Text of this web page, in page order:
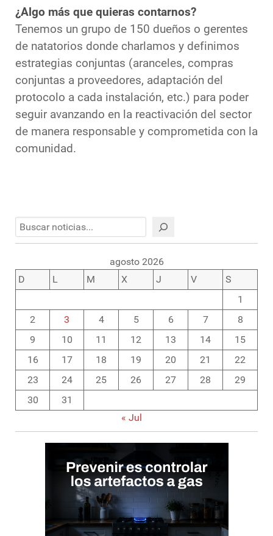
¿Algo más que quieras contarnos?
Tenemos un grupo de 150 dueños o gerentes
de natatorios donde charlamos y definimos
estrategias conjuntas (aranceles, compras
conjuntas a proveedores, adaptación del
protocolo a cada instalación, etc.) para poder
seguir avanzando en la reactivación del sector
de manera responsable y comprometida con la
comunidad.
Buscar
agosto 2026
D
L M X J V
S
1
2
3 4 5 6 7
8
9
10 11 12 13 14
15
16
17 18 19 20 21
22
23
24 25 26 27 28
29
30
31
« Jul